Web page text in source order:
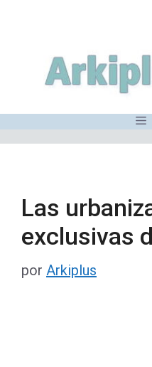
contenido
Las
exclusivas
por Arkiplus